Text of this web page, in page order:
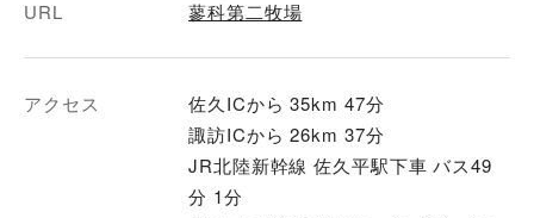
URL 蓼科第二牧場
アクセス
佐久ICから 35km 47分
諏訪ICから 26km 37分
JR北陸新幹線 佐久平駅下車 バス49
分 1分